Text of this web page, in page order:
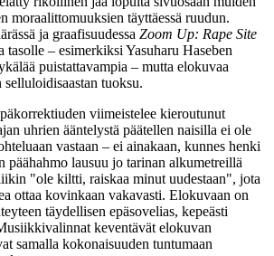
moraalittomuuksien täyttäessä ruudun.
ja graafisuudessa Zoom Up: Rape Site
tasolle – esimerkiksi Yasuharu Haseben
puistattavampia – mutta elokuvaa
tuoksu.
viimeistelee kieroutunut
uhrien ääntelystä päätellen naisilla ei ole
vastaan – ei ainakaan, kunnes henki
päähahmo lausuu jo tarinan alkumetreillä
"ole kiltti, raiskaa minut uudestaan", jota
ottaa kovinkaan vakavasti. Elokuvaan on
täydellisen epäsovelias, kepeästi
keventävät elokuvan
samalla kokonaisuuden tuntumaan